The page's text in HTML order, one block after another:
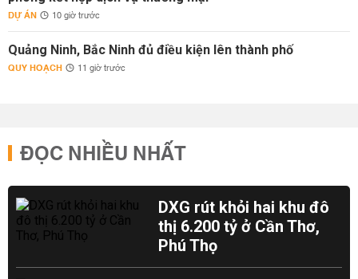
DỰ ÁN 10 giờ trước
Quảng Ninh, Bắc Ninh đủ điều kiện lên thành phố
QUY HOẠCH 11 giờ trước
ĐỌC NHIỀU NHẤT
DXG rút khỏi hai khu đô
thị 6.200 tỷ ở Cần Thơ,
Phú Thọ